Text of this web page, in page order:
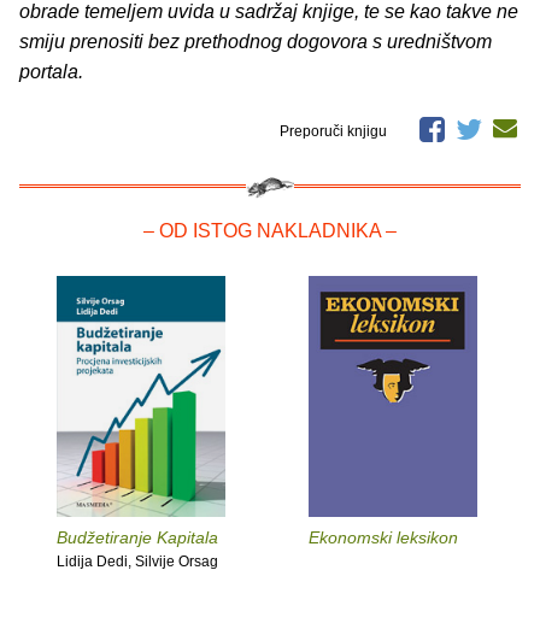
obrade temeljem uvida u sadržaj knjige, te se kao takve ne
smiju prenositi bez prethodnog dogovora s uredništvom
portala.
Preporuči knjigu
– OD ISTOG NAKLADNIKA –
Budžetiranje Kapitala
Lidija Dedi, Silvije Orsag
Ekonomski leksikon